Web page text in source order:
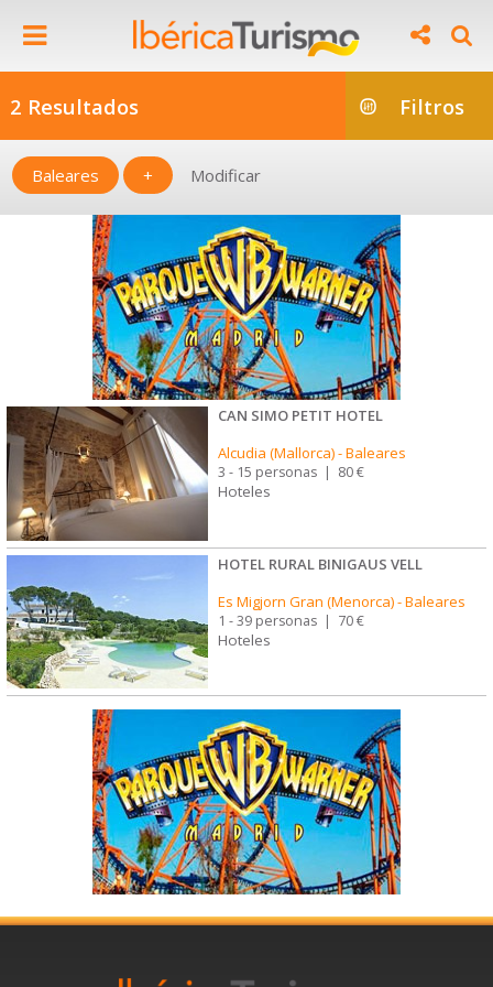
2 Resultados Filtros
Baleares + Modificar
CAN SIMO PETIT HOTEL
Alcudia (Mallorca)-Baleares
3 - 15 personas | 80 €
Hoteles
HOTEL RURAL BINIGAUS VELL
Es Migjorn Gran (Menorca)-Baleares
1 - 39 personas | 70 €
Hoteles